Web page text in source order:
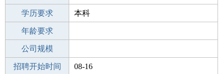
性别要求 -
学历要求 本科
工作经验
年龄要求
工作地点
公司规模
公司电话
招聘开始时间 08-16